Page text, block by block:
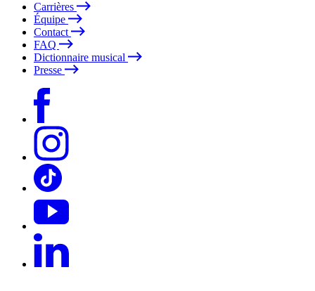
Carrières
Équipe
Contact
FAQ
Dictionnaire musical
Presse